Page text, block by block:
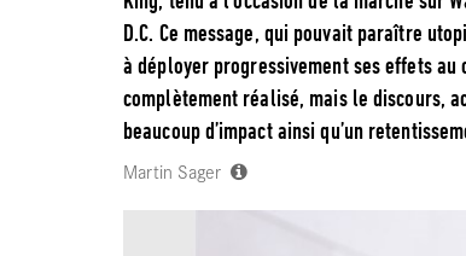
D.C. Ce message, qui pouvait paraître
à déployer progressivement ses effets
complètement réalisé, mais le discours,
beaucoup d’impact ainsi qu’un
Martin Sager